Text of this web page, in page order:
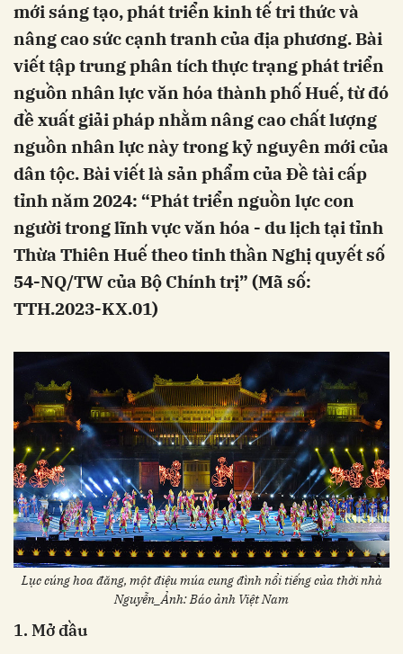
mới sáng tạo, phát triển kinh tế tri thức và
nâng cao sức cạnh tranh của địa phương. Bài
viết tập trung phân tích thực trạng phát triển
nguồn nhân lực văn hóa thành phố Huế, từ đó
đề xuất giải pháp nhằm nâng cao chất lượng
nguồn nhân lực này trong kỷ nguyên mới của
dân tộc. Bài viết là sản phẩm của Đề tài cấp
tỉnh năm 2024: “Phát triển nguồn lực con
người trong lĩnh vực văn hóa - du lịch tại tỉnh
Thừa Thiên Huế theo tinh thần Nghị quyết số
54-NQ/TW của Bộ Chính trị” (Mã số:
TTH.2023-KX.01)
Lục cúng hoa đăng, một điệu múa cung đình nổi tiếng của thời nhà
Nguyễn_Ảnh: Báo ảnh Việt Nam
1. Mở đầu